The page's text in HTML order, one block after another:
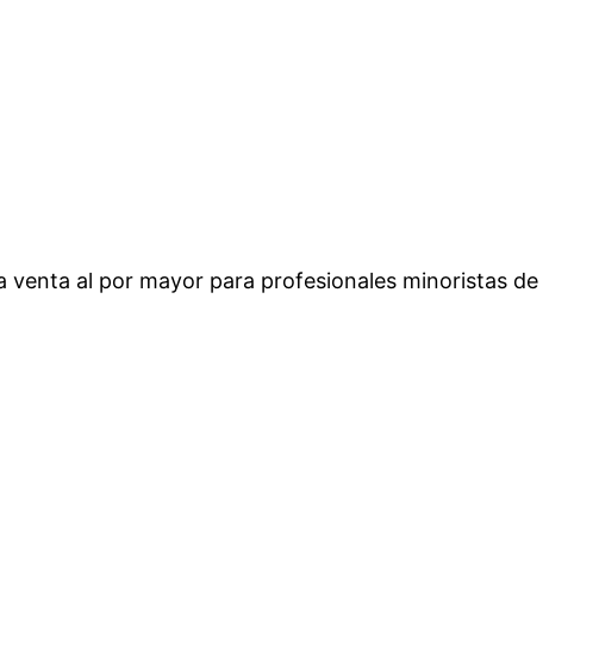
venta al por mayor para profesionales minoristas de